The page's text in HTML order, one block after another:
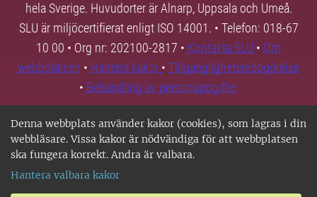
Denna webbplats använder kakor (cookies), som lagras i din
webbläsare. Vissa kakor är nödvändiga för att webbplatsen
ska fungera korrekt. Andra är valbara.
Hantera valbara kakor
hela Sverige. Huvudorter är Alnarp, Uppsala och Umeå.
SLU är miljöcertifierat enligt ISO 14001. • Telefon: 018-67
10 00 • Org nr: 202100-2817 • Kontakta SLU • Om
webbplatsen • Hantera kakor • Tillgänglighetsredogörelse
• Behandling av personuppgifter